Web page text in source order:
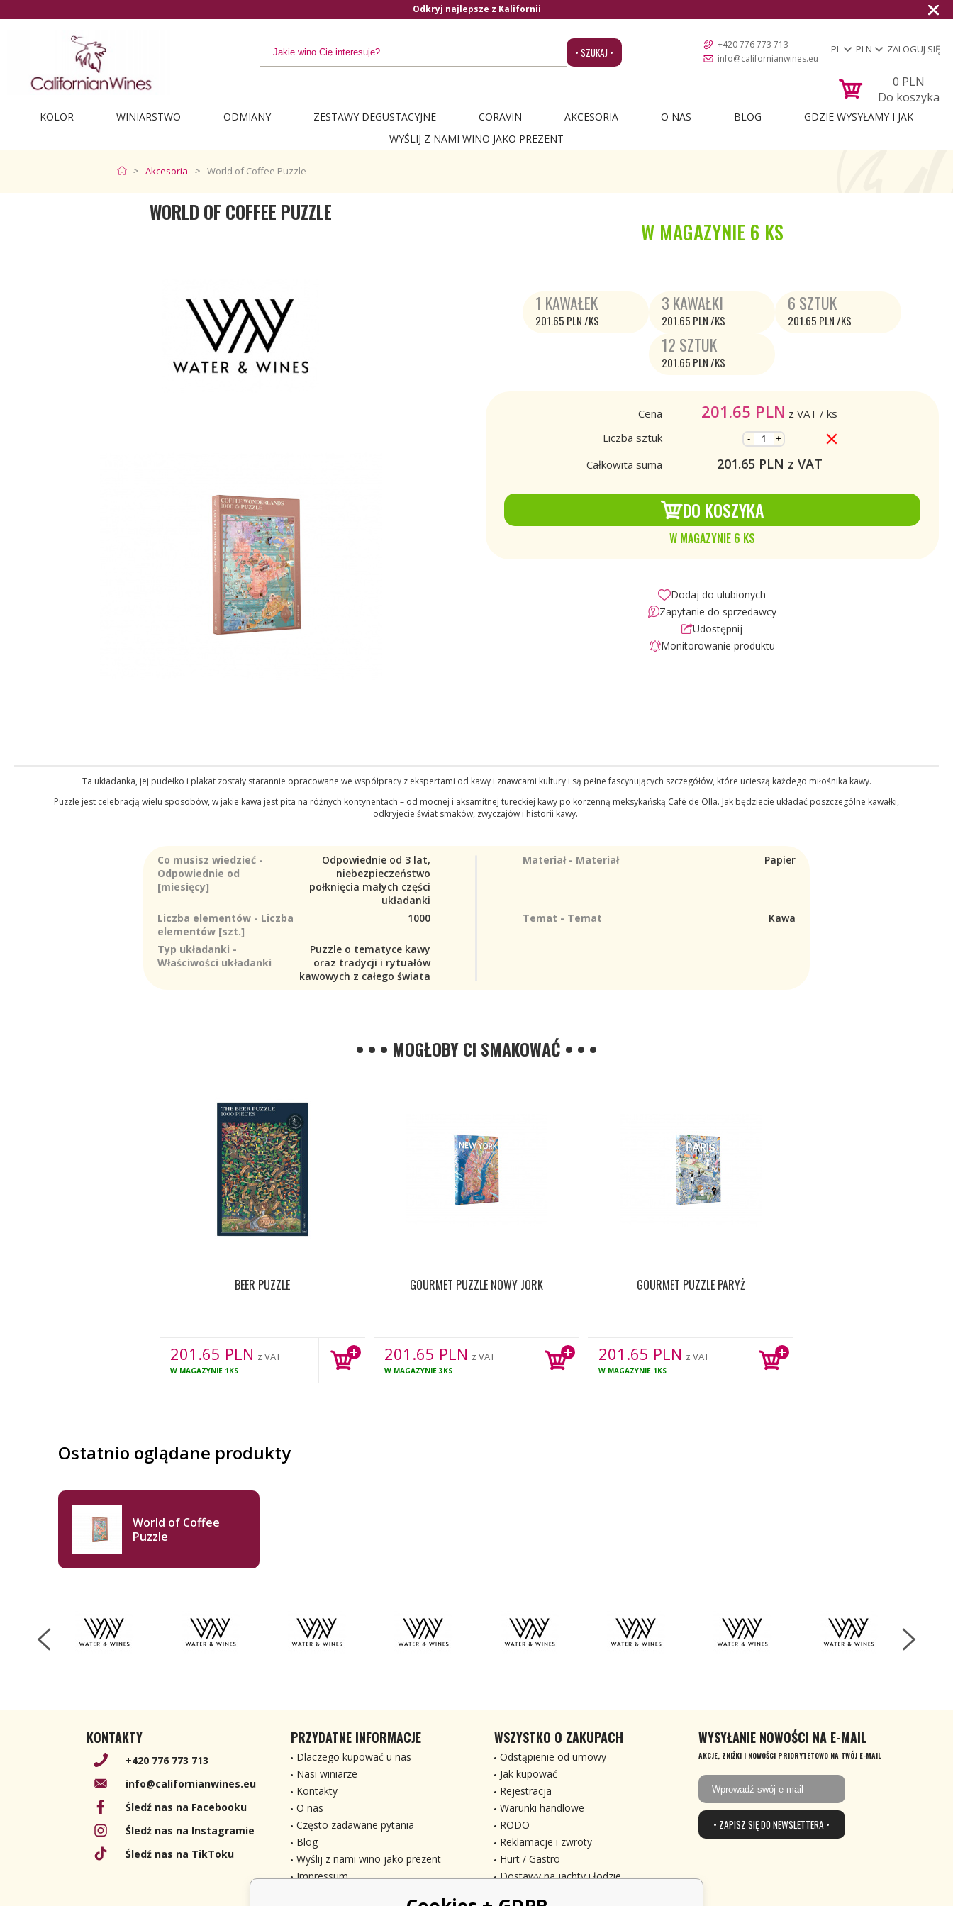
Odkryj najlepsze z Kalifornii
• SZUKAJ •
+420 776 773 713
info@californianwines.eu
PL PLN ZALOGUJ SIĘ
0 PLN
Do koszyka
KOLOR WINIARSTWO ODMIANY ZESTAWY DEGUSTACYJNE CORAVIN AKCESORIA O NAS BLOG
GDZIE WYSYŁAMY I JAK
WYŚLIJ Z NAMI WINO JAKO PREZENT
Akcesoria World of Coffee Puzzle
WORLD OF COFFEE PUZZLE
W MAGAZYNIE 6 KS
1 KAWAŁEK
201.65 PLN /KS
3 KAWAŁKI
201.65 PLN /KS
6 SZTUK
201.65 PLN /KS
12 SZTUK
201.65 PLN /KS
Cena 201.65 PLN z VAT / ks
Liczba sztuk
- +
Całkowita suma 201.65 PLN z VAT
DO KOSZYKA
W MAGAZYNIE 6 KS
Dodaj do ulubionych
Zapytanie do sprzedawcy
Udostępnij
Monitorowanie produktu
Ta układanka, jej pudełko i plakat zostały starannie opracowane we współpracy z ekspertami od kawy i znawcami kultury i są pełne fascynujących szczegółów, które ucieszą każdego miłośnika kawy.
Puzzle jest celebracją wielu sposobów, w jakie kawa jest pita na różnych kontynentach – od mocnej i aksamitnej tureckiej kawy po korzenną meksykańską Café de Olla. Jak będziecie układać poszczególne kawałki,
odkryjecie świat smaków, zwyczajów i historii kawy.
Co musisz wiedzieć -
Odpowiednie od
[miesięcy]
Odpowiednie od 3 lat,
niebezpieczeństwo
połknięcia małych części
układanki
Materiał - Materiał Papier
Liczba elementów - Liczba
elementów [szt.]
1000 Temat - Temat Kawa
Typ układanki -
Właściwości układanki
Puzzle o tematyce kawy
oraz tradycji i rytuałów
kawowych z całego świata
• • • MOGŁOBY CI SMAKOWAĆ • • •
BEER PUZZLE
201.65 PLN z VAT
W MAGAZYNIE 1KS
GOURMET PUZZLE NOWY JORK
201.65 PLN z VAT
W MAGAZYNIE3KS
GOURMET PUZZLE PARYŻ
201.65 PLN z VAT
W MAGAZYNIE 1KS
Ostatnio oglądane produkty
World of Coffee
Puzzle
KONTAKTY
+420 776 773 713
info@californianwines.eu
Śledź nas na Facebooku
Śledź nas na Instagramie
Śledź nas na TikToku
PRZYDATNE INFORMACJE
Dlaczego kupować u nas
Nasi winiarze
Kontakty
O nas
Często zadawane pytania
Blog
Wyślij z nami wino jako prezent
Impressum
WSZYSTKO O ZAKUPACH
Odstąpienie od umowy
Jak kupować
Rejestracja
Warunki handlowe
RODO
Reklamacje i zwroty
Hurt / Gastro
Dostawy na jachty i łodzie
WYSYŁANIE NOWOŚCI NA E-MAIL
AKCJE, ZNIŻKI I NOWOŚCI PRIORYTETOWO NA TWÓJ E-MAIL
• ZAPISZ SIĘ DO NEWSLETTERA •